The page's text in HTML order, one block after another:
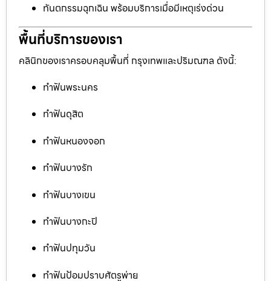
ทันตกรรมฉุกเฉิน พร้อมบริการเมื่อมีเหตุเร่งด่วน
พื้นที่บริการของเรา
คลินิกของเราครอบคลุมพื้นที่ กรุงเทพและปริมณฑล ดังนี้:
ทำฟันพระนคร
ทำฟันดุสิต
ทำฟันหนองจอก
ทำฟันบางรัก
ทำฟันบางเขน
ทำฟันบางกะปิ
ทำฟันปทุมวัน
ทำฟันป้อมปราบศัตรูพ่าย